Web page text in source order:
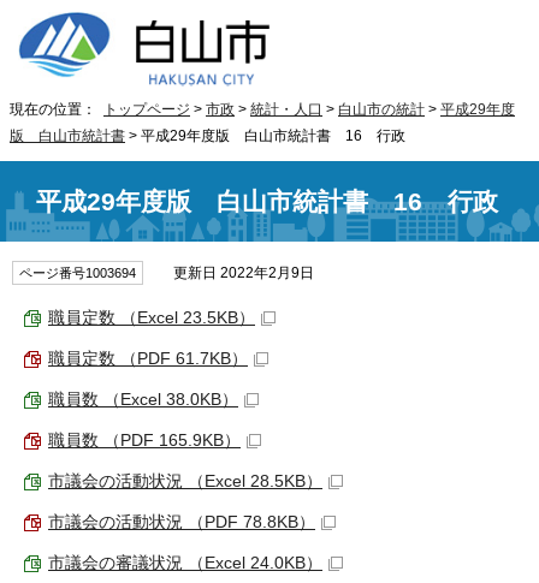
現在の位置： トップページ > 市政 > 統計・人口 > 白山市の統計 > 平成29年度
版 白山市統計書 > 平成29年度版 白山市統計書 16 行政
平成29年度版 白山市統計書 16 行政
ページ番号1003694 更新日 2022年2月9日
職員定数 （Excel 23.5KB）
職員定数 （PDF 61.7KB）
職員数 （Excel 38.0KB）
職員数 （PDF 165.9KB）
市議会の活動状況 （Excel 28.5KB）
市議会の活動状況 （PDF 78.8KB）
市議会の審議状況 （Excel 24.0KB）